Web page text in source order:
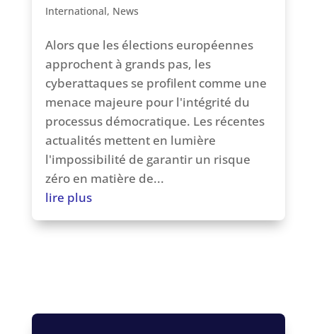
International, News
Alors que les élections européennes
approchent à grands pas, les
cyberattaques se profilent comme une
menace majeure pour l'intégrité du
processus démocratique. Les récentes
actualités mettent en lumière
l'impossibilité de garantir un risque
zéro en matière de...
lire plus